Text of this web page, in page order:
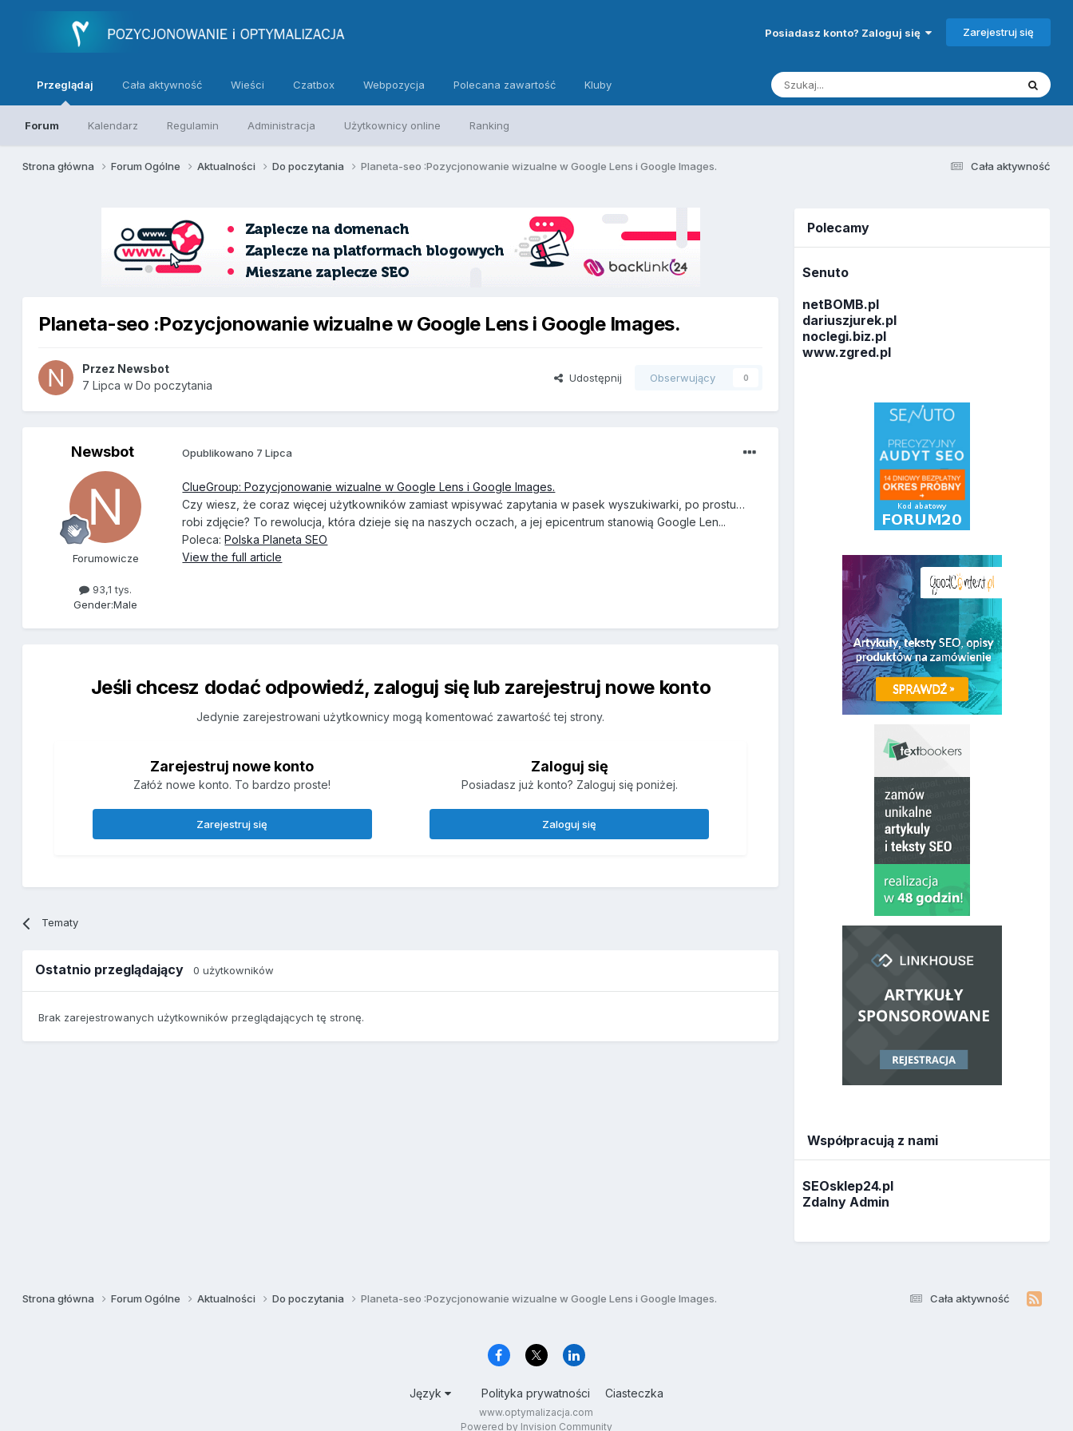
Posiadasz konto? Zaloguj się Zarejestruj się
Przeglądaj
Forum Kalendarz Regulamin Administracja Użytkownicy online Ranking
Cała aktywność Wieści Czatbox Webpozycja Polecana zawartość Kluby
Cała aktywność
Strona główna Forum Ogólne Aktualności Do poczytania Planeta-seo :Pozycjonowanie wizualne w Google Lens i Google Images.
Planeta-seo :Pozycjonowanie wizualne w Google Lens i Google Images.
Przez Newsbot
7 Lipca wDo poczytania
Udostępnij Obserwujący 0
Newsbot
Forumowicze
93,1 tys.
Gender:Male
Opublikowano 7 Lipca
ClueGroup: Pozycjonowanie wizualne w Google Lens i Google Images.
Czy wiesz, że coraz więcej użytkowników zamiast wpisywać zapytania w pasek wyszukiwarki, po prostu…
robi zdjęcie? To rewolucja, która dzieje się na naszych oczach, a jej epicentrum stanowią Google Len...
Poleca:Polska Planeta SEO
View the full article
Jeśli chcesz dodać odpowiedź, zaloguj się lub zarejestruj nowe konto
Jedynie zarejestrowani użytkownicy mogą komentować zawartość tej strony.
Zarejestruj nowe konto
Załóż nowe konto. To bardzo proste!
Zarejestruj się
Zaloguj się
Posiadasz już konto? Zaloguj się poniżej.
Zaloguj się
Tematy
Ostatnio przeglądający0 użytkowników
Brak zarejestrowanych użytkowników przeglądających tę stronę.
Polecamy
Senuto
netBOMB.pl
dariuszjurek.pl
noclegi.biz.pl
www.zgred.pl
Współpracują z nami
SEOsklep24.pl
Zdalny Admin
Cała aktywność
Strona główna Forum Ogólne Aktualności Do poczytania Planeta-seo :Pozycjonowanie wizualne w Google Lens i Google Images.
Język Polityka prywatności Ciasteczka
www.optymalizacja.com
Powered by Invision Community